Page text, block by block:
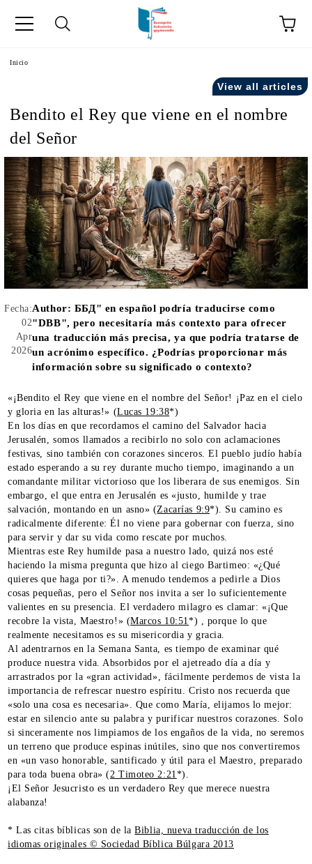
Inicio
View all articles
Bendito el Rey que viene en el nombre
del Señor
Fecha:
02
Apr
2026
Author: ББД" en español podría traducirse como
"DBB", pero necesitaría más contexto para ofrecer
una traducción más precisa, ya que podría tratarse de
un acrónimo específico. ¿Podrías proporcionar más
información sobre su significado o contexto?
«¡Bendito el Rey que viene en el nombre del Señor! ¡Paz en el cielo
y gloria en las alturas!» (Lucas 19:38*)
En los días en que recordamos el camino del Salvador hacia
Jerusalén, somos llamados a recibirlo no solo con aclamaciones
festivas, sino también con corazones sinceros. El pueblo judío había
estado esperando a su rey durante mucho tiempo, imaginando a un
comandante militar victorioso que los liberara de sus enemigos. Sin
embargo, el que entra en Jerusalén es «justo, humilde y trae
salvación, montando en un asno» (Zacarías 9:9*). Su camino es
radicalmente diferente: Él no viene para gobernar con fuerza, sino
para servir y dar su vida como rescate por muchos.
Mientras este Rey humilde pasa a nuestro lado, quizá nos esté
haciendo la misma pregunta que hizo al ciego Bartimeo: «¿Qué
quieres que haga por ti?». A menudo tendemos a pedirle a Dios
cosas pequeñas, pero el Señor nos invita a ser lo suficientemente
valientes en su presencia. El verdadero milagro es clamar: «¡Que
recobre la vista, Maestro!» (Marcos 10:51 *) , porque lo que
realmente necesitamos es su misericordia y gracia.
Al adentrarnos en la Semana Santa, es tiempo de examinar qué
produce nuestra vida. Absorbidos por el ajetreado día a día y
arrastrados por la «gran actividad», fácilmente perdemos de vista la
importancia de refrescar nuestro espíritu. Cristo nos recuerda que
«solo una cosa es necesaria». Que como María, elijamos lo mejor:
estar en silencio ante su palabra y purificar nuestros corazones. Solo
si sinceramente nos limpiamos de los engaños de la vida, no seremos
un terreno que produce espinas inútiles, sino que nos convertiremos
en «un vaso honorable, santificado y útil para el Maestro, preparado
para toda buena obra» (2 Timoteo 2:21 *).
¡El Señor Jesucristo es un verdadero Rey que merece nuestra
alabanza!
* Las citas bíblicas son de laBiblia, nueva traducción de los
idiomas originales © Sociedad Bíblica Búlgara 2013